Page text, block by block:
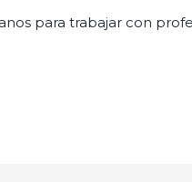
para trabajar con